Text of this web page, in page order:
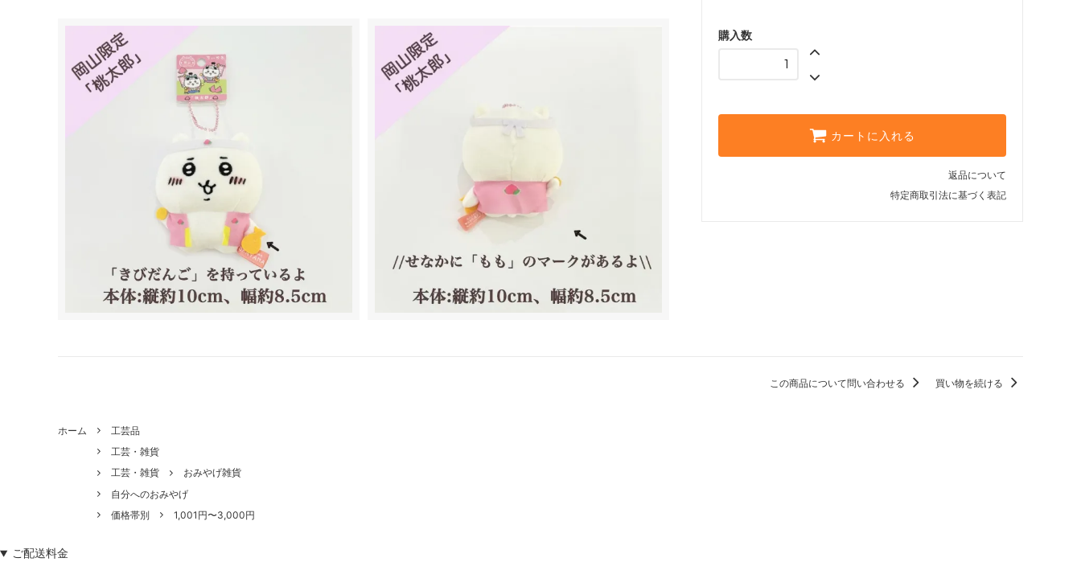
購入数
カートに入れる
返品について
特定商取引法に基づく表記
この商品について問い合わせる 買い物を続ける
ホーム
工芸品
工芸・雑貨
工芸・雑貨
おみやげ雑貨
自分へのおみやげ
価格帯別
1,001円〜3,000円
ご配送料金